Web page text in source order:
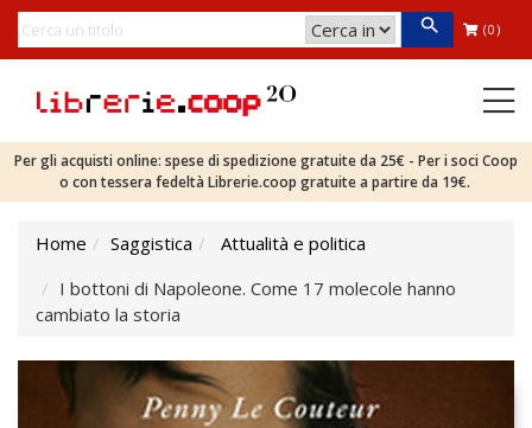
(0)
Per gli acquisti online: spese di spedizione gratuite da 25€ - Per i soci Coop
o con tessera fedeltà Librerie.coop gratuite a partire da 19€.
Home Saggistica
Attualità e politica
I bottoni di Napoleone. Come 17 molecole hanno
cambiato la storia